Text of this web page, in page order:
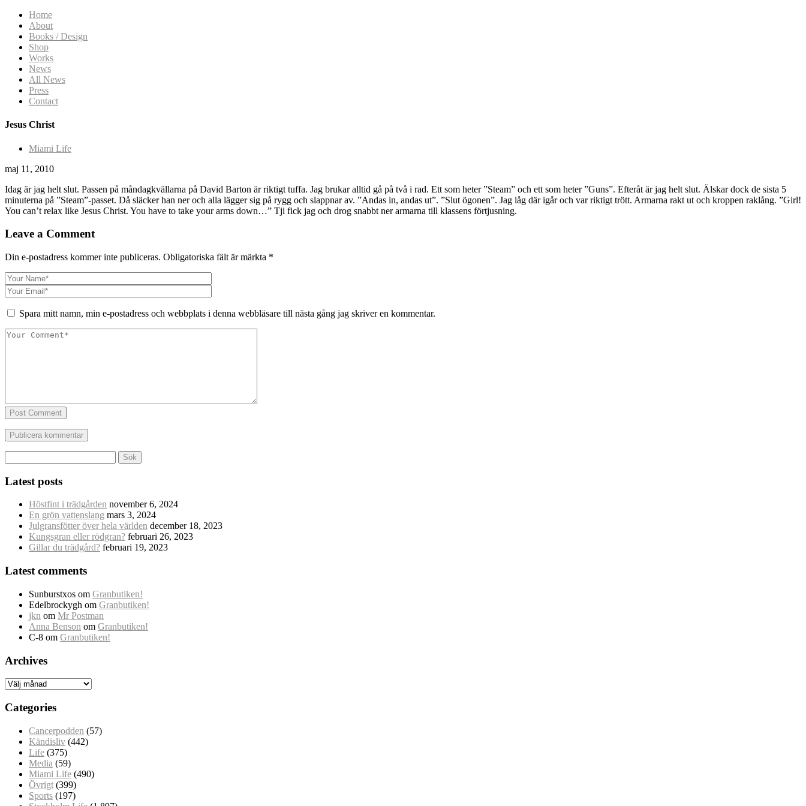
Home
About
Books / Design
Shop
Works
News
All News
Press
Contact
Jesus Christ
Miami Life
maj 11, 2010
Idag är jag helt slut. Passen på måndagkvällarna på David Barton är riktigt tuffa. Jag brukar alltid gå på två i rad. Ett som heter ”Steam” och ett som heter ”Guns”. Efteråt är jag helt slut. Älskar dock de sista 5
minuterna på ”Steam”-passet. Då släcker han ner och alla lägger sig på rygg och slappnar av. ”Andas in, andas ut”. ”Slut ögonen”. Jag låg där igår och var riktigt trött. Armarna rakt ut och kroppen raklång. ”Girl!
You can’t relax like Jesus Christ. You have to take your arms down…” Tji fick jag och drog snabbt ner armarna till klassens förtjusning.
Leave a Comment
Din e-postadress kommer inte publiceras. Obligatoriska fält är märkta *
Spara mitt namn, min e-postadress och webbplats i denna webbläsare till nästa gång jag skriver en kommentar.
Post Comment
efter:
Latest posts
Höstfint i trädgården november 6, 2024
En grön vattenslang mars 3, 2024
Julgransfötter över hela världen december 18, 2023
Kungsgran eller rödgran? februari 26, 2023
Gillar du trädgård? februari 19, 2023
Latest comments
Sunburstxos om Granbutiken!
Edelbrockygh om Granbutiken!
jkn om Mr Postman
Anna Benson om Granbutiken!
C-8 om Granbutiken!
Archives
Archives
Categories
Cancerpodden (57)
Kändisliv (442)
Life (375)
Media (59)
Miami Life (490)
Övrigt (399)
Sports (197)